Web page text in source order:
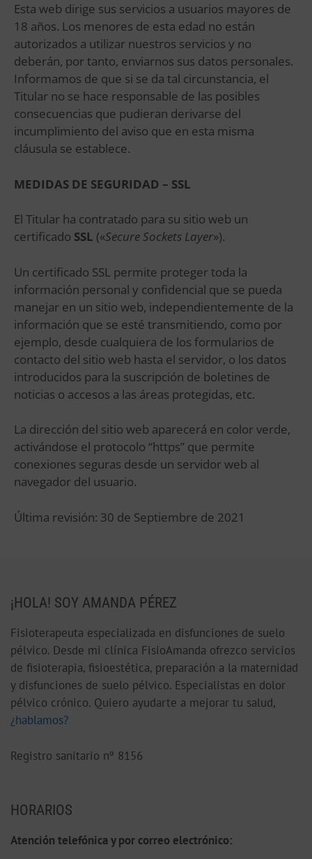
Esta web dirige sus servicios a usuarios mayores de
18 años. Los menores de esta edad no están
autorizados a utilizar nuestros servicios y no
deberán, por tanto, enviarnos sus datos personales.
Informamos de que si se da tal circunstancia, el
Titular no se hace responsable de las posibles
consecuencias que pudieran derivarse del
incumplimiento del aviso que en esta misma
cláusula se establece.
MEDIDAS DE SEGURIDAD – SSL
El Titular ha contratado para su sitio web un
certificado SSL («Secure Sockets Layer»).
Un certificado SSL permite proteger toda la
información personal y confidencial que se pueda
manejar en un sitio web, independientemente de la
información que se esté transmitiendo, como por
ejemplo, desde cualquiera de los formularios de
contacto del sitio web hasta el servidor, o los datos
introducidos para la suscripción de boletines de
noticias o accesos a las áreas protegidas, etc.
La dirección del sitio web aparecerá en color verde,
activándose el protocolo “https” que permite
conexiones seguras desde un servidor web al
navegador del usuario.
Última revisión: 30 de Septiembre de 2021
¡HOLA! SOY AMANDA PÉREZ
Fisioterapeuta especializada en disfunciones de suelo
pélvico. Desde mi clínica FisioAmanda ofrezco servicios
de fisioterapia, fisioestética, preparación a la maternidad
y disfunciones de suelo pélvico. Especialistas en dolor
pélvico crónico. Quiero ayudarte a mejorar tu salud,
¿hablamos?
Registro sanitario nº 8156
HORARIOS
Atención telefónica y por correo electrónico: